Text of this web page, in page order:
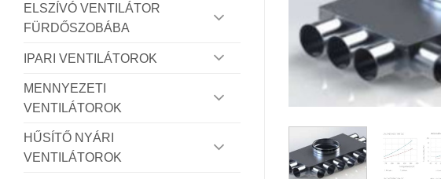
ELSZÍVÓ VENTILÁTOR
FÜRDŐSZOBÁBA
IPARI VENTILÁTOROK
MENNYEZETI
VENTILÁTOROK
HŰSÍTŐ NYÁRI
VENTILÁTOROK